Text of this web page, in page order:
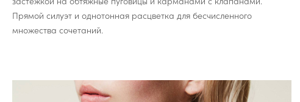
Прямой силуэт и однотонная расцветка для бесчисленного
множества сочетаний.